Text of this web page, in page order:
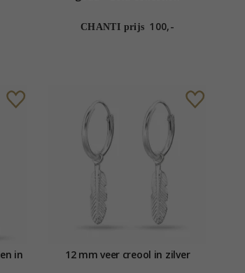
CHANTI prijs 100,-
in
12 mm veer creool in zilver